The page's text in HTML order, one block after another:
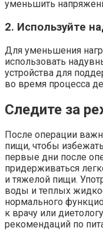
уменьшить
2. Используйте
Для уменьшения
использовать
устройства для
во время процесса
Следите за
После операции
пищи, чтобы
первые дни после
придерживаться
и тяжелой пищи.
воды и теплых
нормального
к врачу или
рекомендаций по